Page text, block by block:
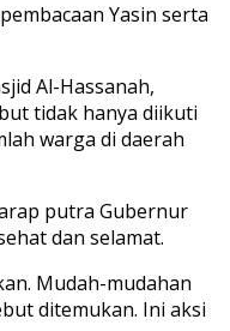
Yasin serta
Al-Hassanah,
tidak hanya diikuti
warga di daerah
putra Gubernur
dan selamat.
Mudah-mudahan
ditemukan. Ini aksi